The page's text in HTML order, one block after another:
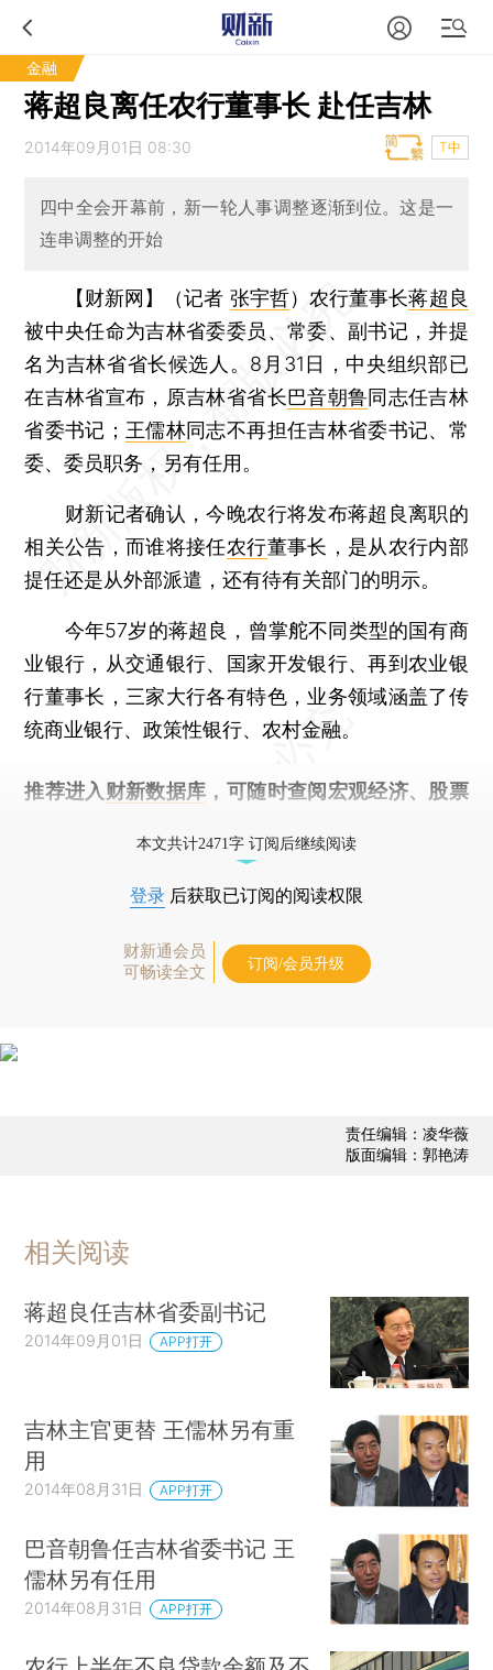
金融
蒋超良离任农行董事长 赴任吉林
2014年09月01日 08:30 T中
四中全会开幕前，新一轮人事调整逐渐到位。这是一
连串调整的开始
【财新网】（记者 张宇哲） 农行董事长蒋超良
被中央任命为吉林省委委员、常委、副书记，并提
名为吉林省省长候选人。8月31日，中央组织部已
在吉林省宣布，原吉林省省长巴音朝鲁同志任吉林
省委书记； 王儒林同志不再担任吉林省委书记、常
委、委员职务，另有任用。
财新记者确认，今晚农行将发布蒋超良离职的
相关公告，而谁将接任农行董事长，是从农行内部
提任还是从外部派遣，还有待有关部门的明示。
今年57岁的蒋超良，曾掌舵不同类型的国有商
业银行，从交通银行、国家开发银行、再到农业银
行董事长，三家大行各有特色，业务领域涵盖了传
统商业银行、政策性银行、农村金融。
推荐进入 财新数据库 ，可随时查阅宏观经济、股票
本文共计2471字 订阅后继续阅读
登录 后获取已订阅的阅读权限
财新通会员
可畅读全文
订阅/会员升级
责任编辑：凌华薇
版面编辑：郭艳涛
相关阅读
蒋超良任吉林省委副书记
2014年09月01日 APP打开
吉林主官更替 王儒林另有重
用
2014年08月31日 APP打开
巴音朝鲁任吉林省委书记 王
儒林另有任用
2014年08月31日 APP打开